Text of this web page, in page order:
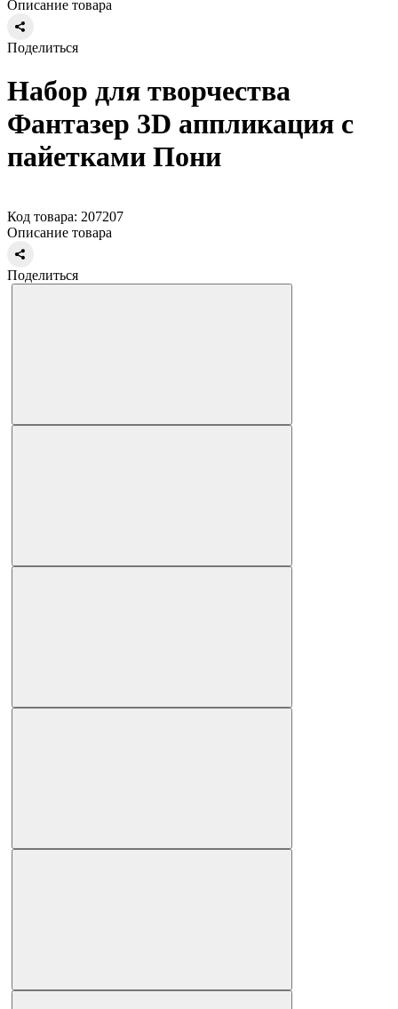
Описание товара
Поделиться
Набор для творчества
Фантазер 3D аппликация с
пайетками Пони
Код товара: 207207
Описание товара
Поделиться